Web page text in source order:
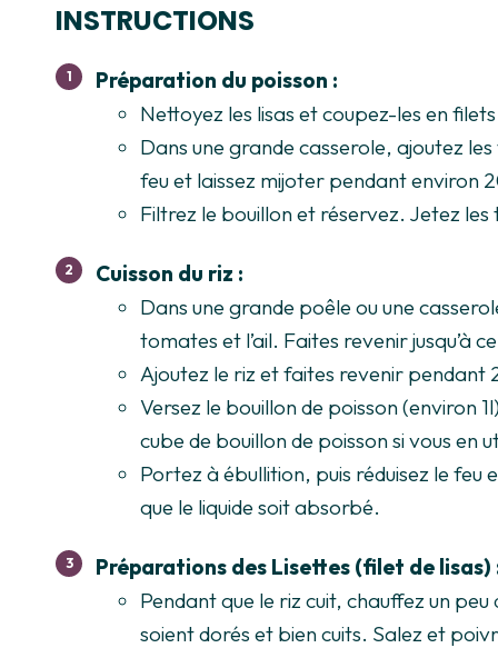
INSTRUCTIONS
Préparation du poisson :
Nettoyez les lisas et coupez-les en
Dans une grande casserole, ajoutez
feu et laissez mijoter pendant environ
Filtrez le bouillon et réservez. Jetez
Cuisson du riz :
Dans une grande poêle ou une
tomates et l’ail. Faites revenir jusqu’à
Ajoutez le riz et faites revenir pendant
Versez le bouillon de poisson (environ
cube de bouillon de poisson si vous en
Portez à ébullition, puis réduisez le feu
que le liquide soit absorbé.
Préparations des Lisettes (filet de lisas)
Pendant que le riz cuit, chauffez un peu
soient dorés et bien cuits. Salez et